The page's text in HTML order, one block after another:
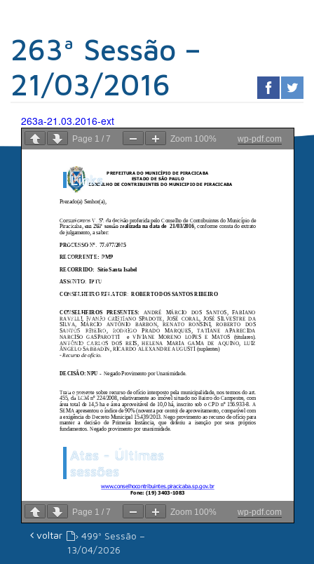
263ª Sessão –
21/03/2016
263a-21.03.2016-ext
Page 1 / 7 Zoom 100% wp-pdf.com
Page 1 / 7 Zoom 100% wp-pdf.com
voltar
Links
Sindicato dos
Contabilistas
Prefeitura de
Piracicaba
Portal da
Transparência
Câmara de
Vereadores de
Piracicaba
Advogados de São
Paulo
Atas - Últimas
sessões
› 500ª Sessão –
11/05/2026
› 499ª Sessão –
13/04/2026